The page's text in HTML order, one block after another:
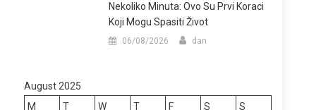
Nekoliko Minuta: Ovo Su Prvi Koraci
Koji Mogu Spasiti Život
06/08/2026 dan
August 2025
M
T W T F S
S